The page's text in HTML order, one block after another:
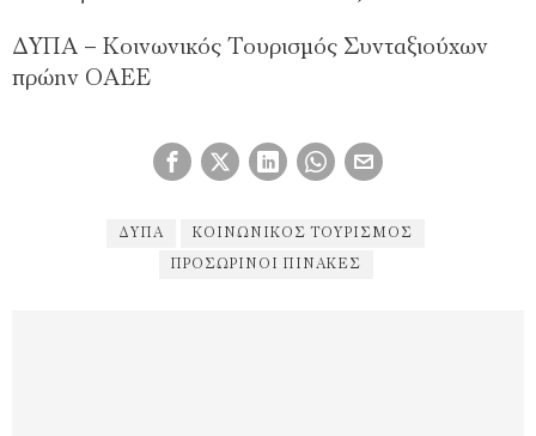
ΔΥΠΑ – Κοινωνικός Τουρισμός Συνταξιούχων
πρώην ΟΑΕΕ
ΔΥΠΑ ΚΟΙΝΩΝΙΚΌΣ ΤΟΥΡΙΣΜΌΣ
ΠΡΟΣΩΡΙΝΟΊ ΠΊΝΑΚΕΣ